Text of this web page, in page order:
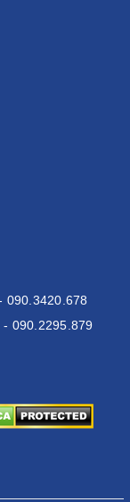
090.3420.678
090.2295.879